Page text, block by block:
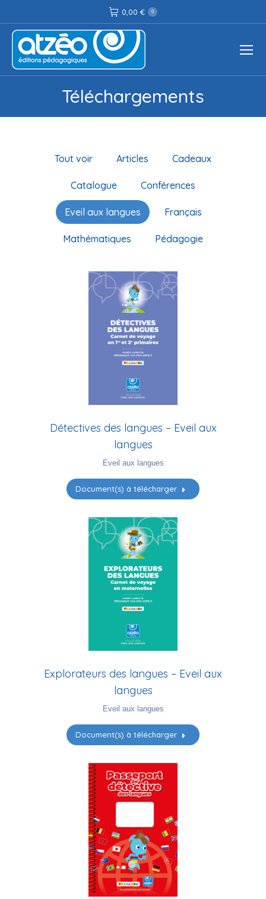
0,00 € 0
Téléchargements
Vous êtes ici :
Tout voir Articles Cadeaux
Catalogue Conférences
Eveil aux langues Français
Mathématiques Pédagogie
Détectives des langues – Eveil aux
langues
Eveil aux langues
Document(s) à télécharger
Explorateurs des langues – Eveil aux
langues
Eveil aux langues
Document(s) à télécharger